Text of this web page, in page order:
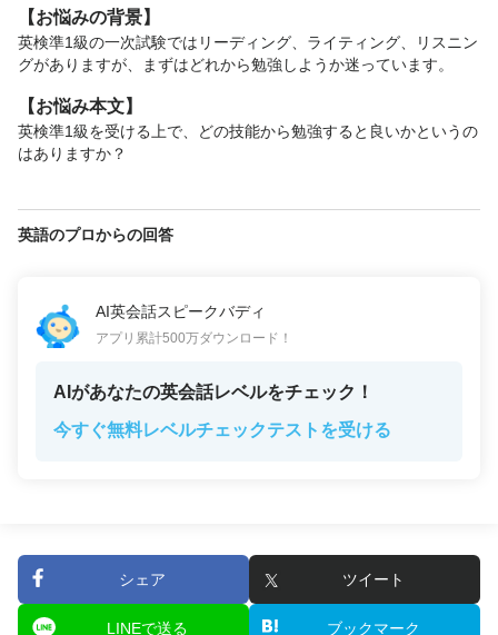
【お悩みの背景】
英検準1級の一次試験ではリーディング、ライティング、リスニン
グがありますが、まずはどれから勉強しようか迷っています。
【お悩み本文】
英検準1級を受ける上で、どの技能から勉強すると良いかというの
はありますか？
英語のプロからの回答
AI英会話スピークバディ
アプリ累計500万ダウンロード！
AIがあなたの英会話レベルをチェック！
今すぐ無料レベルチェックテストを受ける
シェア ツイート
LINEで送る ブックマーク